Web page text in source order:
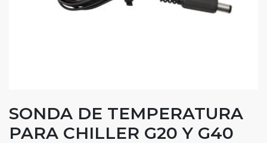
SONDA DE TEMPERATURA
PARA CHILLER G20 Y G40